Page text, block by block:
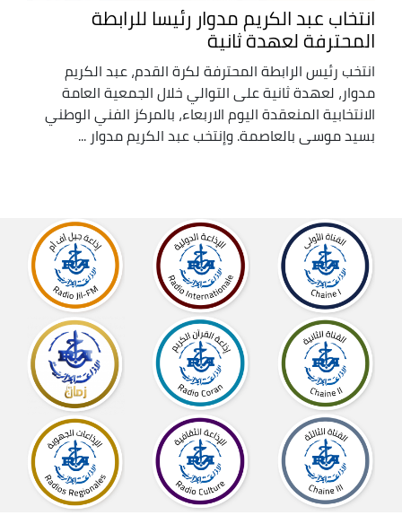
انتخاب عبد الكريم مدوار رئيسا للرابطة
المحترفة لعهدة ثانية
انتخب رئيس الرابطة المحترفة لكرة القدم، عبد الكريم
مدوار، لعهدة ثانية على التوالي خلال الجمعية العامة
الانتخابية المنعقدة اليوم الاربعاء، بالمركز الفني الوطني
بسيد موسى بالعاصمة. وإنتخب عبد الكريم مدوار ...